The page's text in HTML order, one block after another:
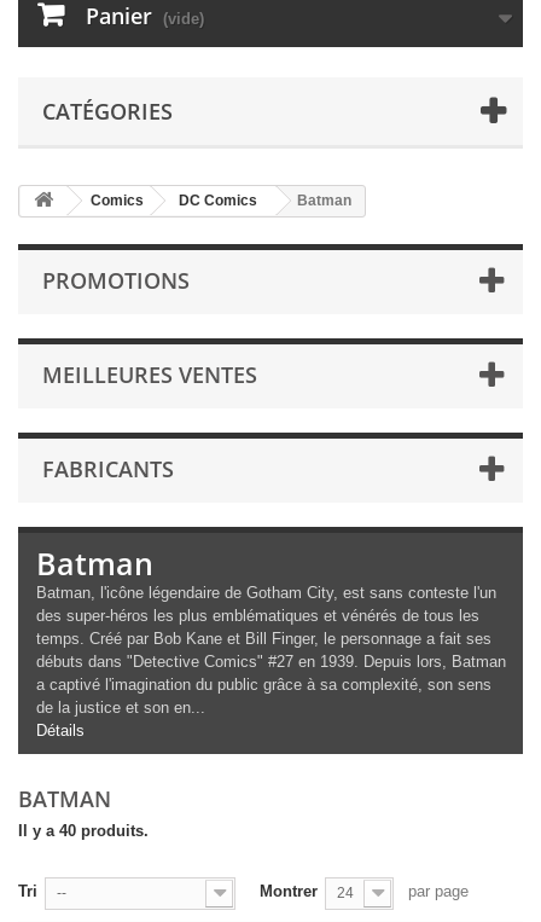
Panier (vide)
CATÉGORIES
Comics DC Comics Batman
PROMOTIONS
MEILLEURES VENTES
FABRICANTS
Batman
Batman, l'icône légendaire de Gotham City, est sans conteste l'un
des super-héros les plus emblématiques et vénérés de tous les
temps. Créé par Bob Kane et Bill Finger, le personnage a fait ses
débuts dans "Detective Comics" #27 en 1939. Depuis lors, Batman
a captivé l'imagination du public grâce à sa complexité, son sens
de la justice et son en...
Détails
BATMAN
Il y a 40 produits.
Tri -- Montrer 24 par page